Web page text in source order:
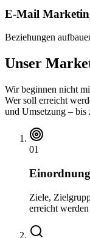
E-Mail
Beziehungen
Unser
Wir beginnen nicht
Wer soll erreicht
und Umsetzung – bis
01
Einordnung
Ziele,
erreicht